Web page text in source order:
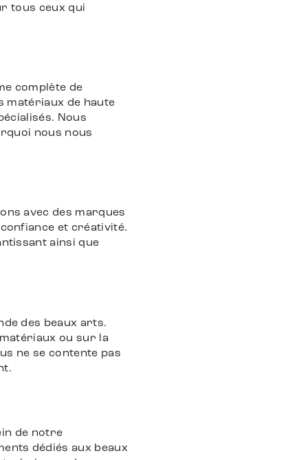
tous ceux qui
complète de
matériaux de haute
Nous
nous nous
avec des marques
et créativité.
ainsi que
des beaux arts.
ou sur la
ne se contente pas
de notre
dédiés aux beaux